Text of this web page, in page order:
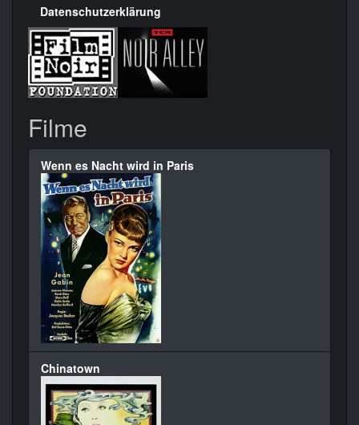
Datenschutzerklärung
Filme
Wenn es Nacht wird in Paris
Chinatown